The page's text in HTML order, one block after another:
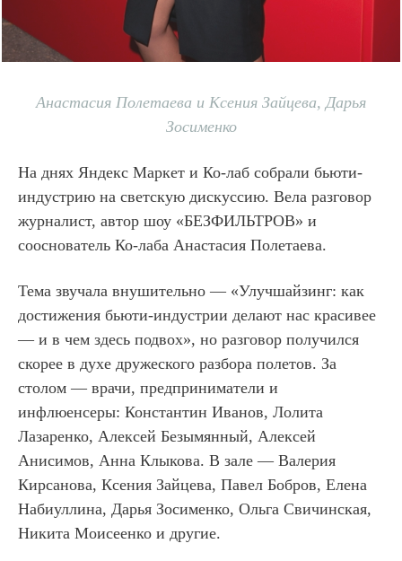
Анастасия Полетаева и Ксения Зайцева, Дарья
Зосименко
На днях Яндекс Маркет и Ко-лаб собрали бьюти-
индустрию на светскую дискуссию. Вела разговор
журналист, автор шоу «БЕЗФИЛЬТРОВ» и
сооснователь Ко-лаба Анастасия Полетаева.
Тема звучала внушительно — «Улучшайзинг: как
достижения бьюти-индустрии делают нас красивее
— и в чем здесь подвох», но разговор получился
скорее в духе дружеского разбора полетов. За
столом — врачи, предприниматели и
инфлюенсеры: Константин Иванов, Лолита
Лазаренко, Алексей Безымянный, Алексей
Анисимов, Анна Клыкова. В зале — Валерия
Кирсанова, Ксения Зайцева, Павел Бобров, Елена
Набиуллина, Дарья Зосименко, Ольга Свичинская,
Никита Моисеенко и другие.